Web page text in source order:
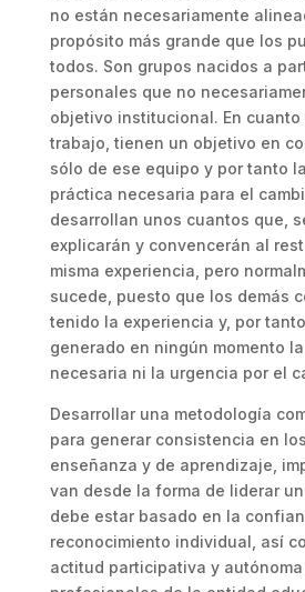
no están necesariamente
propósito más grande que los
todos. Son grupos nacidos a
personales que no
objetivo institucional. En
trabajo, tienen un objetivo en
sólo de ese equipo y por tanto
práctica necesaria para el
desarrollan unos cuantos que,
explicarán y convencerán al
misma experiencia, pero
sucede, puesto que los demás
tenido la experiencia y, por
generado en ningún momento
necesaria ni la urgencia por el
Desarrollar una metodología
para generar consistencia en
enseñanza y de aprendizaje,
van desde la forma de liderar
debe estar basado en la
reconocimiento individual, así
actitud participativa y